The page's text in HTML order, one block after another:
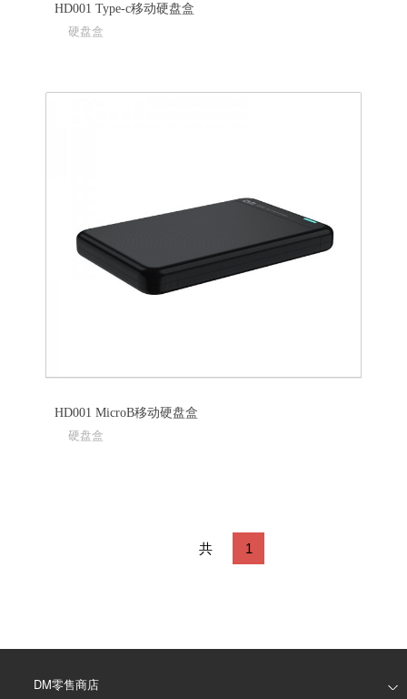
HD001 Type-c移动硬盘盒
硬盘盒
HD001 MicroB移动硬盘盒
硬盘盒
共 1
DM零售商店